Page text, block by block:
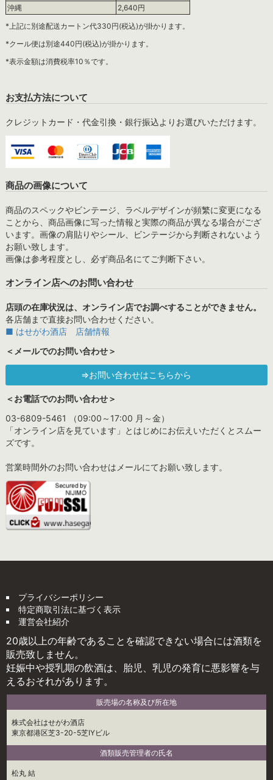
沖縄
2,640円
*上記に別途配送カートン代330円(税込)が掛かります。
*クール便は別途440円(税込)が掛かります。
*表示金額は消費税率10％です。
お支払方法について
クレジットカード・代金引換・銀行振込よりお選びいただけます。
商品の画像について
商品のスペックやビンテージ、ラベルデザインが頻繁に変更になる
ことから、商品画像に写った情報と実際の商品が異なる場合がござ
います。画像の肩貼りやシール、ビンテージから判断されないよう
お願い致します。
画像は参考程度とし、必ず商品名にてご判断下さい。
オンライン店へのお問い合わせ
店頭の在庫状況は、オンライン店でお調べすることができません。
各店舗まで直接お問い合わせください。
■ はせがわ酒店 店舗情報
＜メールでのお問い合わせ＞
⇒お問い合わせはこちらから
＜お電話でのお問い合わせ＞
03-6809-5461 （09:00～17:00 月～金）
「オンライン店を見ています」とはじめにお伝えいただくとスムー
ズです。
営業時間外のお問い合わせはメールにてお願い致します。
プライバシーポリシー
特定商取引法に基づく表示
運営会社紹介
20歳以上の年齢であることを確認できない場合には酒類を
販売致しません。
妊娠中や授乳期の飲酒は、胎児、乳児の発育に悪影響を与
えるおそれがあります。
販売場の名称及び所在地
株式会社はせがわ酒店
東京都港区芝3-20-5芝IYビル
酒類販売管理者の氏名
松丸 結